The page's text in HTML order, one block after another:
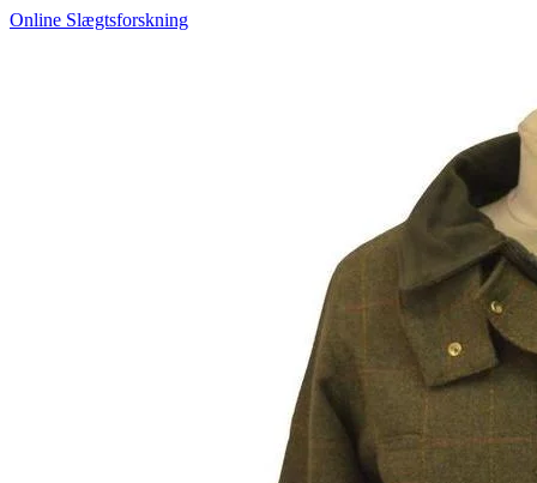
Online Slægtsforskning